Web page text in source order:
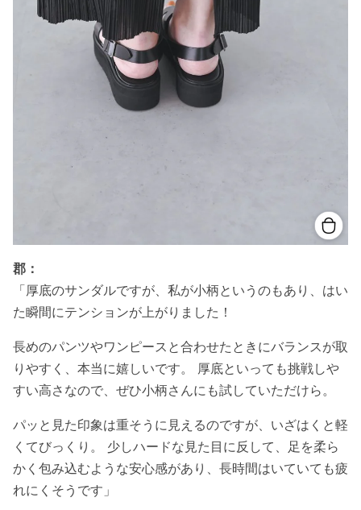
郡：
「厚底のサンダルですが、私が小柄というのもあり、はい
た瞬間にテンションが上がりました！
長めのパンツやワンピースと合わせたときにバランスが取
りやすく、本当に嬉しいです。 厚底といっても挑戦しや
すい高さなので、ぜひ小柄さんにも試していただけら。
パッと見た印象は重そうに見えるのですが、いざはくと軽
くてびっくり。 少しハードな見た目に反して、足を柔ら
かく包み込むような安心感があり、長時間はいていても疲
れにくそうです」